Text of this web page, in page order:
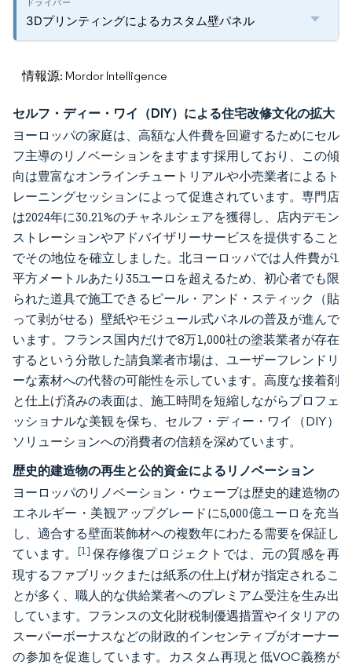
3Dプリンティングによるカスタム壁パネル
情報源: Mordor Intelligence
セルフ・ディー・ワイ（DIY）による住宅改修文化の拡大
ヨーロッパの家庭は、高額な人件費を回避するためにセル
フ主導のリノベーションをますます採用しており、この傾
向は豊富なオンラインチュートリアルや小売業者によるト
レーニングセッションによって促進されています。専門店
は2024年に30.21%のチャネルシェアを獲得し、店内デモン
ストレーションやアドバイザリーサービスを提供すること
でその地位を確立しました。北ヨーロッパでは人件費が1
平方メートルあたり35ユーロを超えるため、初心者でも限
られた道具で施工できるピール・アンド・スティック（貼
って剥がせる）壁紙やモジュール式パネルの普及が進んで
います。フランス国内だけで8万1,000社の塗装業者が存在
するという分散した請負業者市場は、ユーザーフレンドリ
ーな素材への代替の可能性を示しています。高度な接着剤
と仕上げ済みの表面は、施工時間を短縮しながらプロフェ
ッショナルな美観を保ち、セルフ・ディー・ワイ（DIY）
ソリューションへの消費者の信頼を深めています。
歴史的建造物の再生と公的資金によるリノベーション
ヨーロッパのリノベーション・ウェーブは歴史的建造物の
エネルギー・美観アップグレードに5,000億ユーロを充当
し、適合する壁面装飾材への複数年にわたる需要を保証し
ています。 [1] 保存修復プロジェクトでは、元の質感を再
現するファブリックまたは紙系の仕上げ材が指定されるこ
とが多く、職人的な供給業者へのプレミアム受注を生み出
しています。フランスの文化財税制優遇措置やイタリアの
スーパーボーナスなどの財政的インセンティブがオーナー
の参加を促進しています。カスタム再現と低VOC義務が